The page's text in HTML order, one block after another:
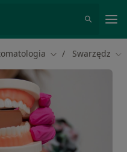
Zmień miasto
Swarzędz